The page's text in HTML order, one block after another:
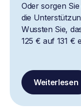
Oder sorgen
die
Wussten Sie,
125 € auf 131 €
Weiterlesen